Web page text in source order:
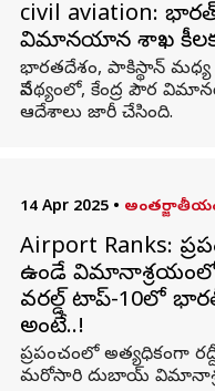
civil aviation:
విమానయాన శాఖ
భారతదేశం, పాకిస్థాన్
నేపథ్యంలో, కేంద్ర పౌర
ఆదేశాలు జారీ చేసింది.
14 Apr 2025 •
Airport Ranks:
ఉండే
వరల్డ్ టాప్-10లో
అంటే..!
ప్రపంచంలో
మరోసారి దుబాయ్